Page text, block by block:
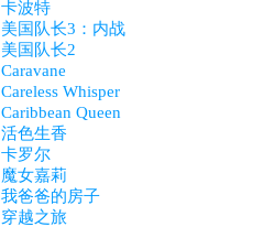
卡波特
美国队长3：内战
美国队长2
Caravane
Careless Whisper
Caribbean Queen
活色生香
卡罗尔
魔女嘉莉
我爸爸的房子
穿越之旅